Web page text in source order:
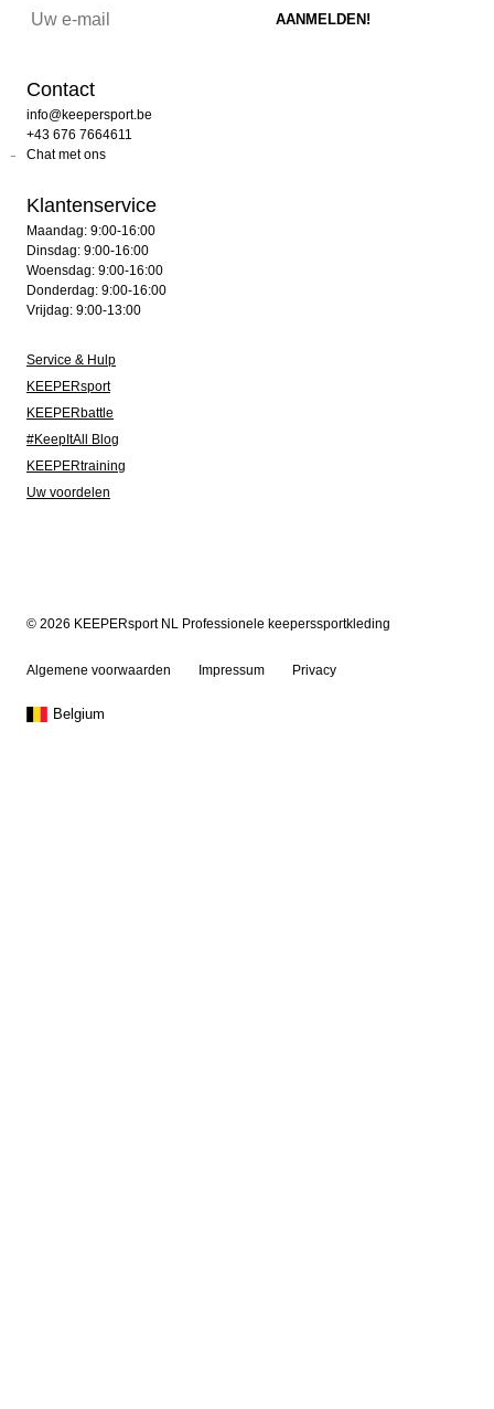
Contact
info@keepersport.be
+43 676 7664611
Chat met ons
Klantenservice
Maandag: 9:00-16:00
Dinsdag: 9:00-16:00
Woensdag: 9:00-16:00
Donderdag: 9:00-16:00
Vrijdag: 9:00-13:00
Service & Hulp
KEEPERsport
KEEPERbattle
#KeepItAll Blog
KEEPERtraining
Uw voordelen
© 2026 KEEPERsport NL Professionele keeperssportkleding
Algemene voorwaarden Impressum Privacy
Belgium